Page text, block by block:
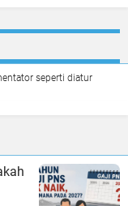
seperti diatur